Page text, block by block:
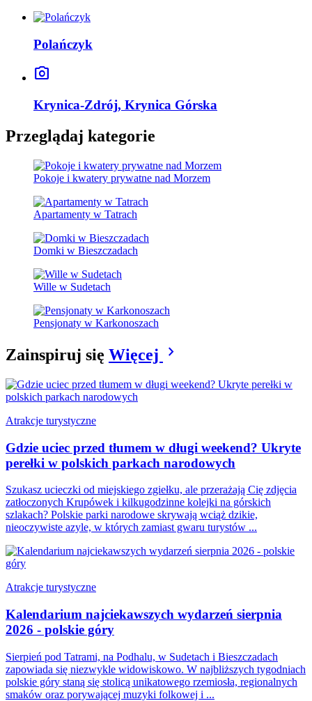
Polańczyk
photo_camera
Krynica-Zdrój, Krynica Górska
Przeglądaj kategorie
Pokoje i kwatery prywatne nad Morzem
Apartamenty w Tatrach
Domki w Bieszczadach
Wille w Sudetach
Pensjonaty w Karkonoszach
Zainspiruj się Więcej chevron_right
Atrakcje turystyczne
Gdzie uciec przed tłumem w długi weekend? Ukryte
perełki w polskich parkach narodowych
Szukasz ucieczki od miejskiego zgiełku, ale przerażają Cię zdjęcia
zatłoczonych Krupówek i kilkugodzinne kolejki na górskich
szlakach? Polskie parki narodowe skrywają wciąż dzikie,
nieoczywiste azyle, w których zamiast gwaru turystów ...
Atrakcje turystyczne
Kalendarium najciekawszych wydarzeń sierpnia
2026 - polskie góry
Sierpień pod Tatrami, na Podhalu, w Sudetach i Bieszczadach
zapowiada się niezwykle widowiskowo. W najbliższych tygodniach
polskie góry staną się stolicą unikatowego rzemiosła, regionalnych
smaków oraz porywającej muzyki folkowej i ...